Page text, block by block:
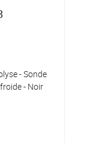
- Sonde
- Noir